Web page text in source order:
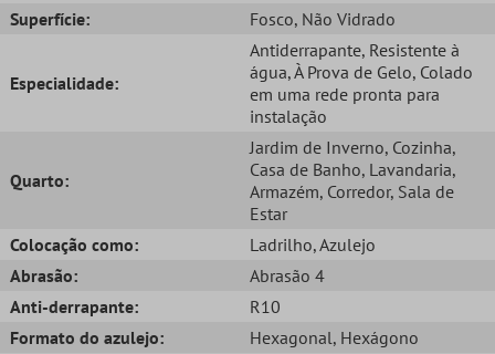
Superfície:
Fosco, Não Vidrado
Especialidade:
Antiderrapante, Resistente à
água, À Prova de Gelo, Colado
em uma rede pronta para
instalação
Quarto:
Jardim de Inverno, Cozinha,
Casa de Banho, Lavandaria,
Armazém, Corredor, Sala de
Estar
Colocação como:
Ladrilho, Azulejo
Abrasão:
Abrasão 4
Anti-derrapante:
R10
Formato do azulejo:
Hexagonal, Hexágono